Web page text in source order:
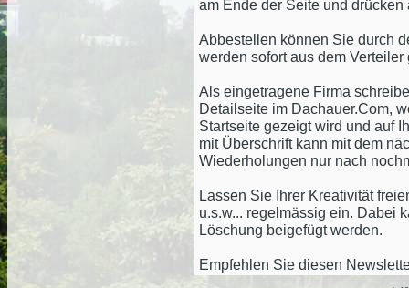
am Ende der Seite und drücken
Abbestellen können Sie durch
werden sofort aus dem Verteiler
Als eingetragene Firma
Detailseite im Dachauer.Com,
Startseite gezeigt wird und auf
mit Überschrift kann mit dem
Wiederholungen nur nach
Lassen Sie Ihrer Kreativität
u.s.w... regelmässig ein. Dabei
Löschung beigefügt werden.
Empfehlen Sie diesen